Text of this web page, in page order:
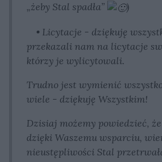
„żeby Stal spadła”
)
• Licytacje - dziękuję
przekazali nam na licytacje
którzy je wylicytowali.
Trudno jest wymienić
wiele - dziękuję Wszystkim!
Dzisiaj możemy powiedzieć,
dzięki Waszemu wsparciu,
nieustępliwości Stal